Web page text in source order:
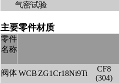
气密试验
主要零件材质
零件
名称
阀体WCB ZG1Cr18Ni9Ti
CF8
(304)